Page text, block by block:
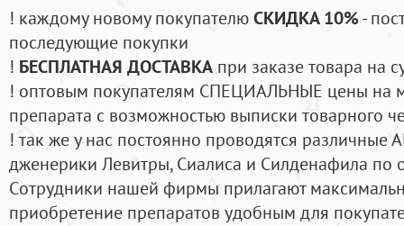
! каждому новому покупателюСКИДКА 10%-
последующие покупки
! БЕСПЛАТНАЯ ДОСТАВКА при заказе товара на
! оптовым покупателям СПЕЦИАЛЬНЫЕ цены на
препарата с возможностью выписки товарного
! так же у нас постоянно проводятся
дженерики Левитры, Сиалиса и Силденафила по
Cотрудники нашей фирмы прилагают
приобретение препаратов удобным для